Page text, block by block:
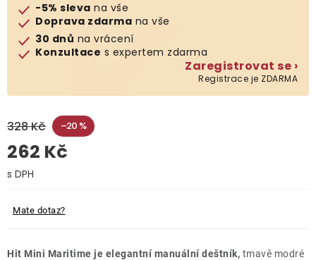
Prodávané značky
Naše katalogy
O nás
-5% sleva na vše
Doprava zdarma na vše
30 dnů na vrácení
Konzultace s expertem zdarma
Zaregistrovat se ›
Registrace je ZDARMA
328 Kč –20 %
262 Kč
Mate dotaz?
Hit Mini Maritime je elegantní manuální deštník, tmavě modré